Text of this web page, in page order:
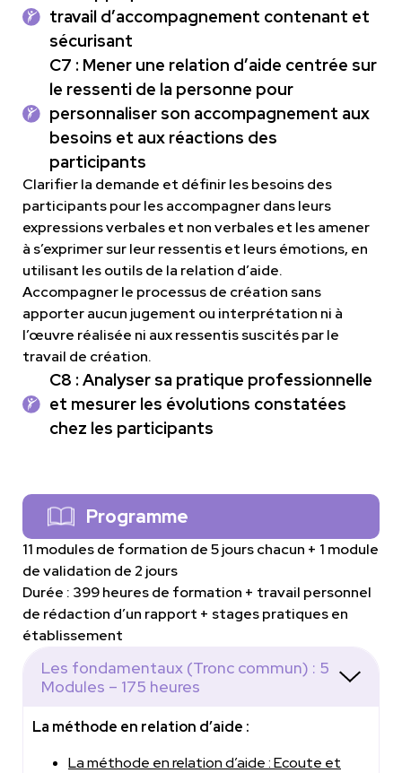
travail d’accompagnement contenant et
sécurisant
C7 : Mener une relation d’aide centrée sur
le ressenti de la personne pour
personnaliser son accompagnement aux
besoins et aux réactions des
participants
Clarifier la demande et définir les besoins des
participants pour les accompagner dans leurs
expressions verbales et non verbales et les amener
à s’exprimer sur leur ressentis et leurs émotions, en
utilisant les outils de la relation d’aide.
Accompagner le processus de création sans
apporter aucun jugement ou interprétation ni à
l’œuvre réalisée ni aux ressentis suscités par le
travail de création.
C8 : Analyser sa pratique professionnelle
et mesurer les évolutions constatées
chez les participants
Programme
11 modules de formation de 5 jours chacun + 1 module
de validation de 2 jours
Durée : 399 heures de formation + travail personnel
de rédaction d’un rapport + stages pratiques en
établissement
Les fondamentaux (Tronc commun) : 5
Modules – 175 heures
La méthode en relation d’aide :
La méthode en relation d’aide : Ecoute et